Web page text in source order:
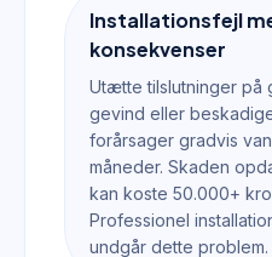
Installationsfejl
konsekvenser
Utætte tilslutninger på
gevind eller
forårsager gradvis
måneder. Skaden
kan koste 50.000+
Professionel
undgår dette problem.